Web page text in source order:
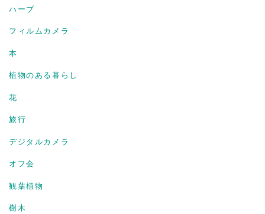
ハーブ
フィルムカメラ
本
植物のある暮らし
花
旅行
デジタルカメラ
オフ会
観葉植物
樹木